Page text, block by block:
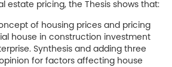
estate pricing, the Thesis shows that:
of housing prices and pricing
house in construction investment
Synthesis and adding three
for factors affecting house